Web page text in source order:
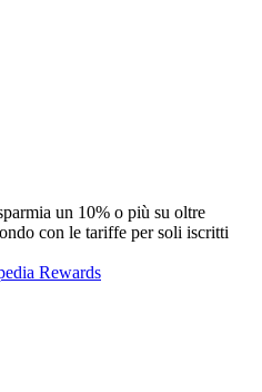
un 10% o più su oltre
con le tariffe per soli iscritti
Rewards